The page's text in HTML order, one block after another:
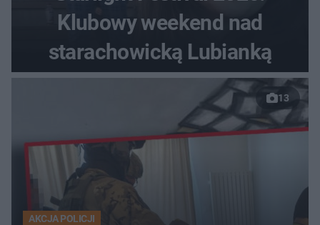
Klubowy weekend nad
starachowicką Lubianką
13
AKCJA POLICJI